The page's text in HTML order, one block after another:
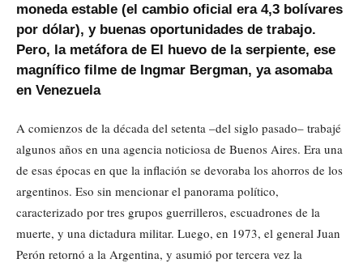
moneda estable (el cambio oficial era 4,3 bolívares
por dólar), y buenas oportunidades de trabajo.
Pero, la metáfora de El huevo de la serpiente, ese
magnífico filme de Ingmar Bergman, ya asomaba
en Venezuela
A comienzos de la década del setenta –del siglo pasado– trabajé
algunos años en una agencia noticiosa de Buenos Aires. Era una
de esas épocas en que la inflación se devoraba los ahorros de los
argentinos. Eso sin mencionar el panorama político,
caracterizado por tres grupos guerrilleros, escuadrones de la
muerte, y una dictadura militar. Luego, en 1973, el general Juan
Perón retornó a la Argentina, y asumió por tercera vez la